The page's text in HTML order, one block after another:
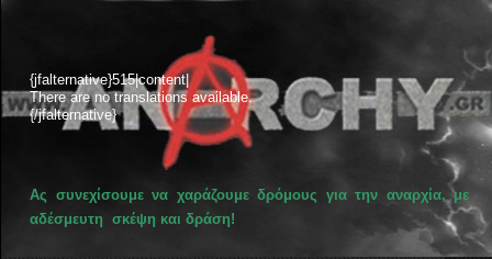
{jfalternative}515|content|
There are no translations available.
{/jfalternative}
Ας συνεχίσουμε να χαράζουμε δρόμους για την αναρχία, με
αδέσμευτη σκέψη και δράση!